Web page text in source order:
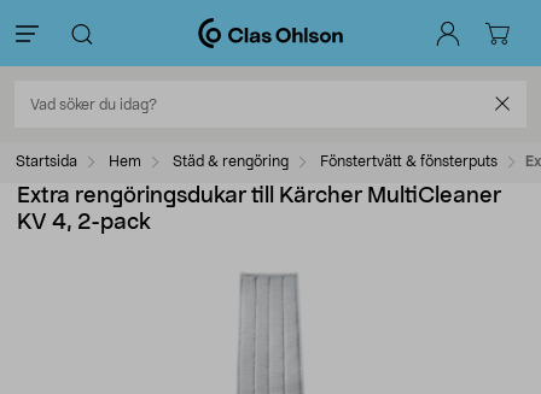
Startsida Hem Städ & rengöring Fönstertvätt & fönsterputs
Extra rengöringsdukar till Kärcher MultiCleaner
KV 4, 2-pack